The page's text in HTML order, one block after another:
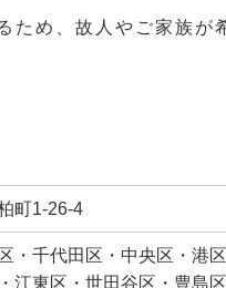
ため、故人やご家族が
町1-26-4
・千代田区・中央区・港
江東区・世田谷区・豊島